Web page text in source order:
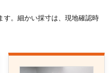
す。細かい採寸は、現地確認時